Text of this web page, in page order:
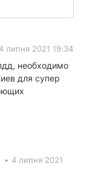
4 липня 2021 19:34
необходимо
для супер
• 4 липня 2021